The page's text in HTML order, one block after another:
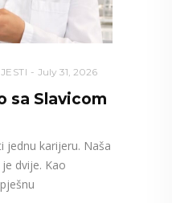
July 31, 2026
sa Slavicom
jednu karijeru. Naša
dvije. Kao